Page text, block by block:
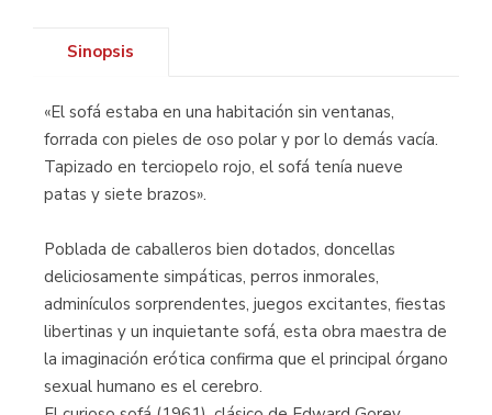
Sinopsis
«El sofá estaba en una habitación sin ventanas,
forrada con pieles de oso polar y por lo demás vacía.
Tapizado en terciopelo rojo, el sofá tenía nueve
patas y siete brazos».
Poblada de caballeros bien dotados, doncellas
deliciosamente simpáticas, perros inmorales,
adminículos sorprendentes, juegos excitantes, fiestas
libertinas y un inquietante sofá, esta obra maestra de
la imaginación erótica confirma que el principal órgano
sexual humano es el cerebro.